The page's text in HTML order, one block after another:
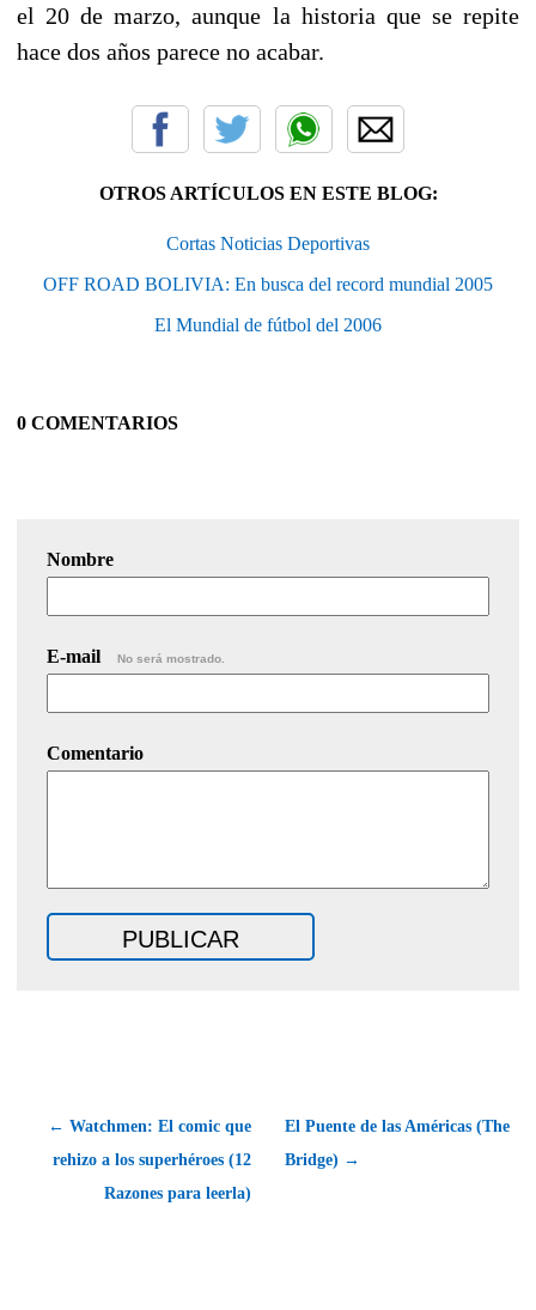
el 20 de marzo, aunque la historia que se repite
hace dos años parece no acabar.
OTROS ARTÍCULOS EN ESTE BLOG:
Cortas Noticias Deportivas
OFF ROAD BOLIVIA: En busca del record mundial 2005
El Mundial de fútbol del 2006
0 COMENTARIOS
Nombre
E-mail No será mostrado.
Comentario
← Watchmen: El comic que
rehizo a los superhéroes (12
Razones para leerla)
El Puente de las Américas (The
Bridge) →